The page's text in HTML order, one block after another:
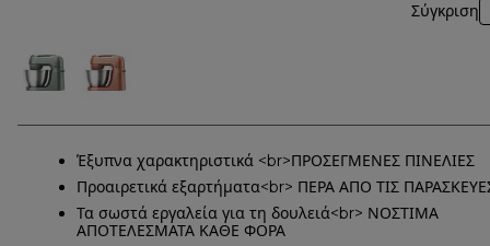
Σύγκριση
Έξυπνα χαρακτηριστικά <br>ΠΡΟΣΕΓΜΕΝΕΣ ΠΙΝΕΛΙΕΣ
Προαιρετικά εξαρτήματα<br> ΠΕΡΑ ΑΠΟ ΤΙΣ
Τα σωστά εργαλεία για τη δουλειά<br> ΝΟΣΤΙΜΑ
ΑΠΟΤΕΛΕΣΜΑΤΑ ΚΑΘΕ ΦΟΡΑ